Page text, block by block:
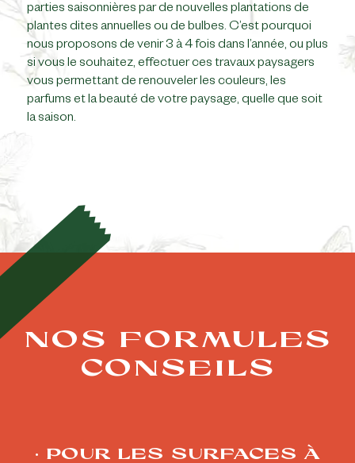
parties saisonnières par de nouvelles plantations de
plantes dites annuelles ou de bulbes. C’est pourquoi
nous proposons de venir 3 à 4 fois dans l’année, ou plus
si vous le souhaitez, effectuer ces travaux paysagers
vous permettant de renouveler les couleurs, les
parfums et la beauté de votre paysage, quelle que soit
la saison.
NOS FORMULES
CONSEILS
POUR LES SURFACES À